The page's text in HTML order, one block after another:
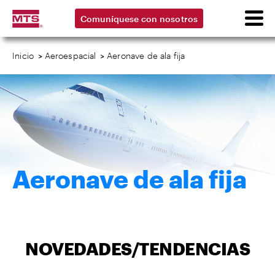
Comuníquese con nosotros
Inicio > Aeroespacial > Aeronave de ala fija
Aeronave de ala fija
NOVEDADES/TENDENCIAS